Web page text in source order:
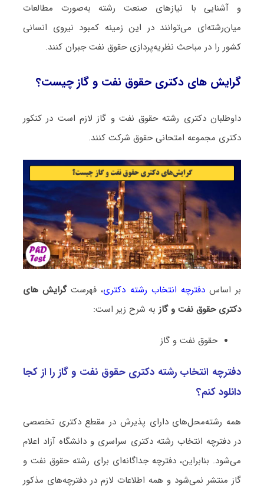
و آشنایی با نیازهای صنعت رشته به‌صورت مطالعات
میان‌رشته‌ای می‌توانند در این زمینه کمبود نیروی انسانی
کشور را در مباحث نظریه‌پردازی حقوق نفت جبران کنند.
گرایش های دکتری ﺣﻘﻮق ﻧﻔﺖ و ﮔﺎز چیست؟
داوطلبان دکتری رشته ﺣﻘﻮق ﻧﻔﺖ و ﮔﺎز لازم است در کنکور
دکتری مجموعه امتحانی ﺣﻘﻮق شرکت کنند.
بر اساسدفترچه انتخاب رشته دکتری، فهرستگرایش های
دکتری ﺣﻘﻮق ﻧﻔﺖ و ﮔﺎز به شرح زیر است:
ﺣﻘﻮق ﻧﻔﺖ و ﮔﺎز
دفترچه انتخاب رشته دکتری ﺣﻘﻮق ﻧﻔﺖ و ﮔﺎز را از کجا
دانلود کنم؟
همه رشته‌محل‌های دارای پذیرش در مقطع دکتری تخصصی
در دفترچه انتخاب رشته دکتری سراسری و دانشگاه آزاد اعلام
می‌شود. بنابراین، دفترچه جداگانه‌ای برای رشته ﺣﻘﻮق ﻧﻔﺖ و
ﮔﺎز منتشر نمی‌شود و همه اطلاعات لازم در دفترچه‌های مذکور